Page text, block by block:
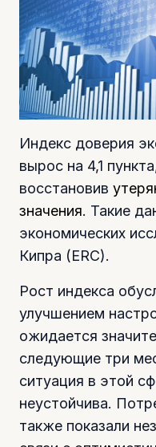
Индекс доверия
вырос на 4,1
восстановив
значения. Такие
экономических
Кипра (ERC).
Рост индекса
улучшением
ожидается
следующие три
ситуация в этой
неустойчива.
также показали